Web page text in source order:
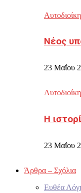
Νέος
23 Μαΐου
Η
23 Μαΐου
Άρθρα – Σχόλια
Ευθέα